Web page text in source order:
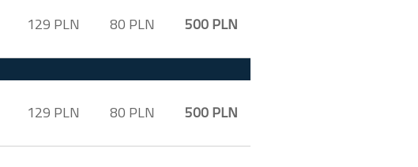
129 PLN 80 PLN 500 PLN
129 PLN 80 PLN 500 PLN